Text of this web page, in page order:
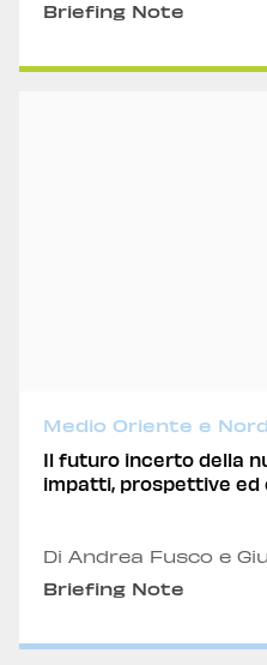
Briefing Note
Medio Oriente e
Il futuro incerto della
impatti, prospettive ed
Di Andrea Fusco e
Briefing Note